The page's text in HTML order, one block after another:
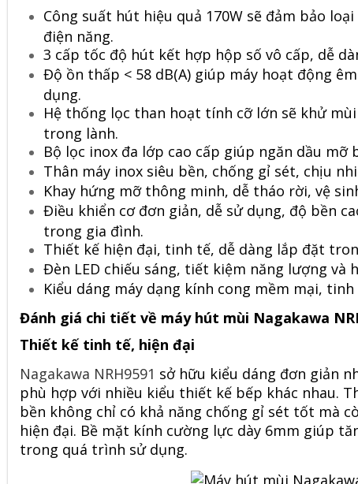
Công suất hút hiệu quả 170W sẽ đảm bảo
điện năng.
3 cấp tốc độ hút kết hợp hộp số vô cấp, dễ
Độ ồn thấp < 58 dB(A) giúp máy hoạt động
dụng.
Hệ thống lọc than hoạt tính cỡ lớn sẽ khử
trong lành.
Bộ lọc inox đa lớp cao cấp giúp ngăn dầu mỡ
Thân máy inox siêu bền, chống gỉ sét, chịu
Khay hứng mỡ thông minh, dễ tháo rời, vệ
Điều khiển cơ đơn giản, dễ sử dụng, độ bền
trong gia đình.
Thiết kế hiện đại, tinh tế, dễ dàng lắp đặt
Đèn LED chiếu sáng, tiết kiệm năng lượng và
Kiểu dáng máy dạng kính cong mềm mại,
Đánh giá chi tiết về máy hút mùi Nagakawa
Thiết kế tinh tế, hiện đại
Nagakawa NRH9591 sở hữu kiểu dáng đơn giản
phù hợp với nhiều kiểu thiết kế bếp khác nhau.
bền không chỉ có khả năng chống gỉ sét tốt mà
hiện đại. Bề mặt kính cường lực dày 6mm giúp
trong quá trình sử dụng.